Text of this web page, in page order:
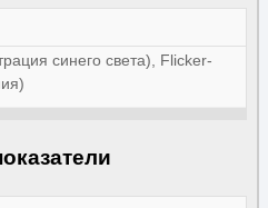
синего света), Flicker-